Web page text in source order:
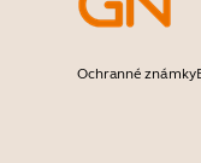
Ochranné známky